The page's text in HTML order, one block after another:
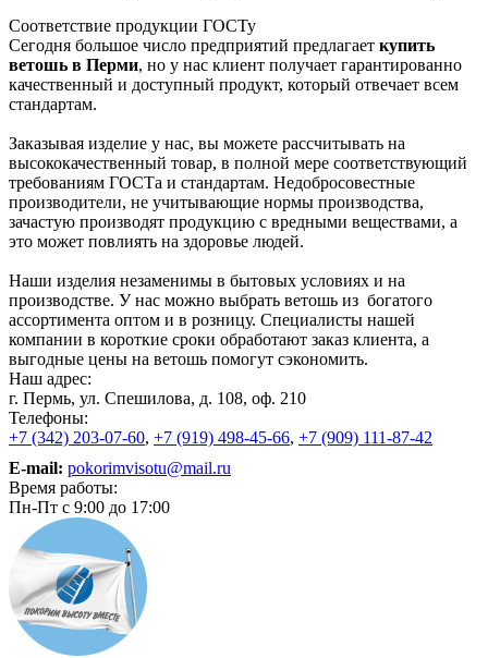
Соответствие продукции ГОСТу
Сегодня большое число предприятий предлагает купить
ветошь в Перми, но у нас клиент получает гарантированно
качественный и доступный продукт, который отвечает всем
стандартам.
Заказывая изделие у нас, вы можете рассчитывать на
высококачественный товар, в полной мере соответствующий
требованиям ГОСТа и стандартам. Недобросовестные
производители, не учитывающие нормы производства,
зачастую производят продукцию с вредными веществами, а
это может повлиять на здоровье людей.
Наши изделия незаменимы в бытовых условиях и на
производстве. У нас можно выбрать ветошь из богатого
ассортимента оптом и в розницу. Специалисты нашей
компании в короткие сроки обработают заказ клиента, а
выгодные цены на ветошь помогут сэкономить.
Наш адрес:
г. Пермь, ул. Спешилова, д. 108, оф. 210
Телефоны:
+7 (342) 203-07-60, +7 (919) 498-45-66, +7 (909) 111-87-42
E-mail: pokorimvisotu@mail.ru
Время работы:
Пн-Пт с 9:00 до 17:00